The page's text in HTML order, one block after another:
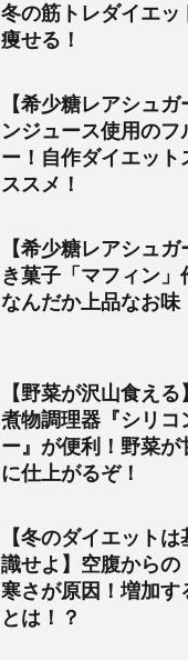
冬の筋トレダイエッ
痩せる！
【希少糖レアシュ
ンジュース使用のフ
ー！自作ダイエット
ススメ！
【希少糖レアシュ
き菓子「マフィン」
なんだか上品なお味
【野菜が沢山食え
煮物調理器『シリコ
ー』が便利！野菜が
に仕上がるぞ！
【冬のダイエット
識せよ】空腹からの
寒さが原因！増加す
とは！？